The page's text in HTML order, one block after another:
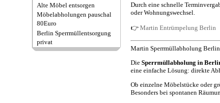
Alte Möbel entsorgen
Möbelabholungen pauschal
80Euro
Berlin Sperrmüllentsorgung
privat
Durch eine schnelle
oder Wohnungswechsel.
👉 Martin Entrümpelung Berlin
Martin Sperrmüllabholung
Die Sperrmüllabholung in
eine einfache Lösung: direkte
Ob einzelne Möbelstücke oder
Besonders bei spontanen